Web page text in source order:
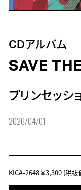
CDアルバム
SAVE
プリンセッシ
2026/04/01
KICA-2648￥3,300(税抜